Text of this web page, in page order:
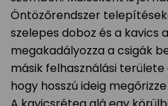
Öntözőrendszer
szelepes doboz és a kavics
megakadályozza a csigák
másik felhasználási
hogy hosszú ideig